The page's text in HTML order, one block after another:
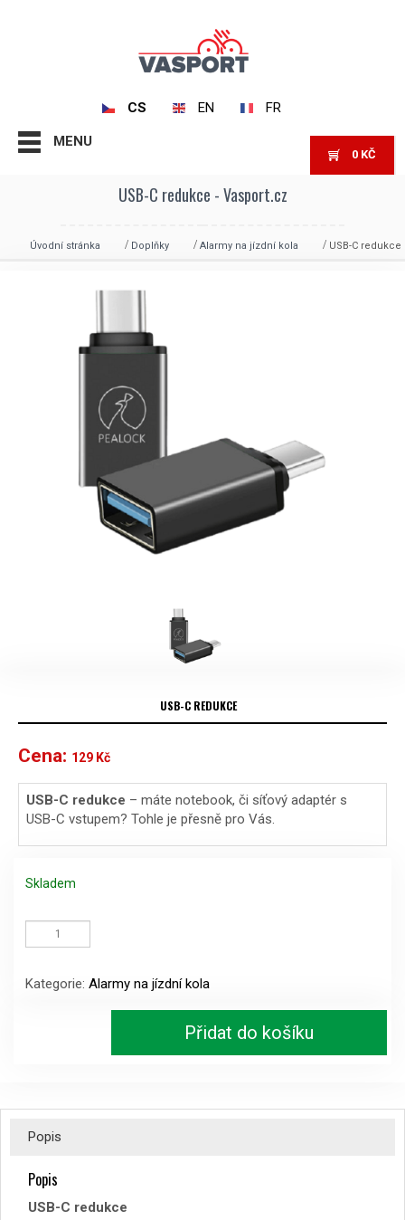
CS EN FR
MENU
0 KČ
USB-C redukce - Vasport.cz
Úvodní stránka Doplňky Alarmy na jízdní kola USB-C redukce
USB-C REDUKCE
Cena: 129 Kč
USB-C redukce – máte notebook, či síťový adaptér s
USB-C vstupem? Tohle je přesně pro Vás.
Skladem
redukce
Kategorie: Alarmy na jízdní kola
Přidat do košíku
Popis
Popis
USB-C redukce